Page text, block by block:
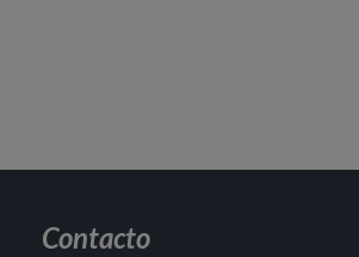
Contacto